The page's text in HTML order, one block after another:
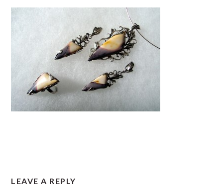
INTERACTIONS
LEAVE A REPLY